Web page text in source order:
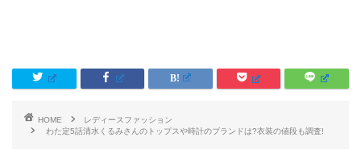
HOME
レディースファッション
わた定5話清水くるみさんのトップスや時計のブランドは?衣装の値段も調査!